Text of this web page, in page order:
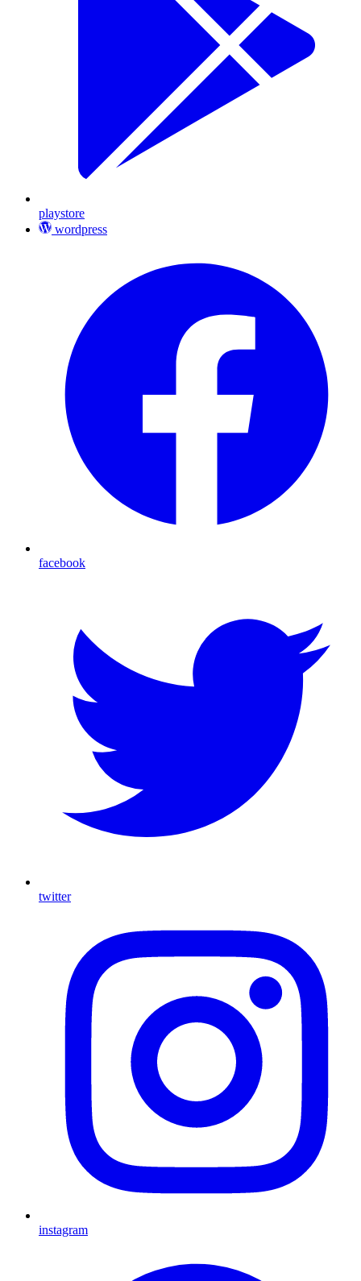
playstore
wordpress
facebook
twitter
instagram